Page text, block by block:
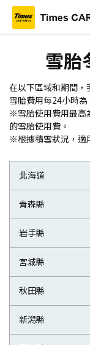
雪胎
在以下區域和期間，
雪胎費用每24小時為
※雪胎使用費用最高
的雪胎使用費。
※根據積雪狀況，適
北海道
青森縣
岩手縣
宮城縣
秋田縣
新潟縣